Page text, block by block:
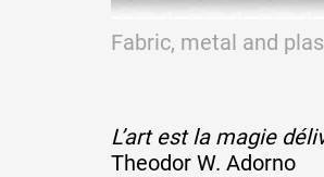
Fabric, metal and
L’art est la magie
Theodor W. Adorno